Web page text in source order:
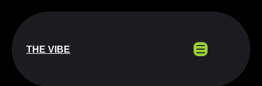
phần
dung
THE VIBE